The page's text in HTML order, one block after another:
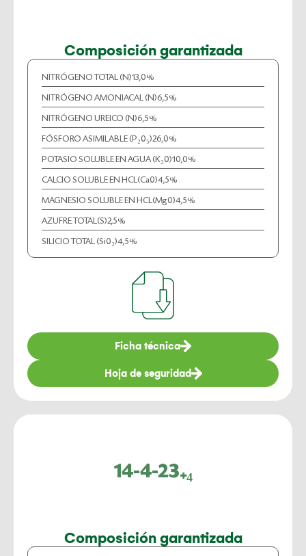
Composición garantizada
NITRÓGENO TOTAL (N)13,0%
NITRÓGENO AMONIACAL (N)6,5%
NITRÓGENO UREICO (N)6,5%
FÓSFORO ASIMILABLE (P₂0₅)26,0%
POTASIO SOLUBLE EN AGUA (K₂0)10,0%
CALCIO SOLUBLE EN HCL(Ca0)4,5%
MAGNESIO SOLUBLE EN HCL(Mg0)4,5%
AZUFRE TOTAL(S)2,5%
SILICIO TOTAL (Si0₂)4,5%
Ficha técnica
Hoja de seguridad
14-4-23₊₄
Composición garantizada